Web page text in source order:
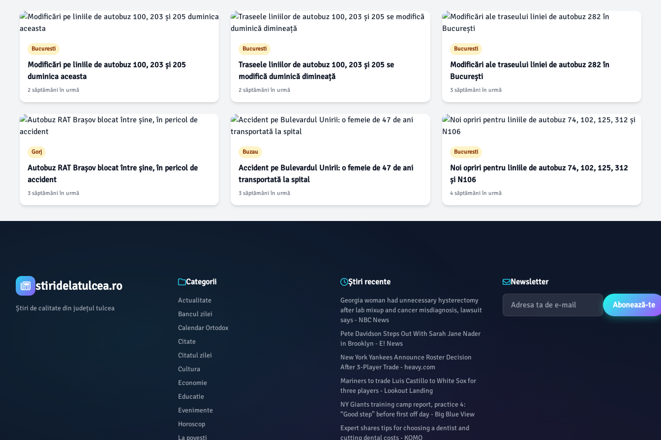
Bucuresti
Modificări pe liniile de autobuz 100, 203 și 205
duminica aceasta
2 săptămâni în urmă
Bucuresti
Traseele liniilor de autobuz 100, 203 și 205 se
modifică duminică dimineață
2 săptămâni în urmă
Bucuresti
Modificări ale traseului liniei de autobuz 282 în
București
3 săptămâni în urmă
Gorj
Autobuz RAT Brașov blocat între șine, în pericol de
accident
3 săptămâni în urmă
Buzau
Accident pe Bulevardul Unirii: o femeie de 47 de ani
transportată la spital
3 săptămâni în urmă
Bucuresti
Noi opriri pentru liniile de autobuz 74, 102, 125, 312
și N106
4 săptămâni în urmă
stiridelatulcea.ro
Știri de calitate din județul tulcea
Categorii
Actualitate
Bancul zilei
Calendar Ortodox
Citate
Citatul zilei
Cultura
Economie
Educatie
Evenimente
Horoscop
La povești
Știri recente
Georgia woman had unnecessary hysterectomy
after lab mixup and cancer misdiagnosis, lawsuit
says - NBC News
Pete Davidson Steps Out With Sarah Jane Nader
in Brooklyn - E! News
New York Yankees Announce Roster Decision
After 3-Player Trade - heavy.com
Mariners to trade Luis Castillo to White Sox for
three players - Lookout Landing
NY Giants training camp report, practice 4:
“Good step” before first off day - Big Blue View
Expert shares tips for choosing a dentist and
cutting dental costs - KOMO
Newsletter
Abonează-te